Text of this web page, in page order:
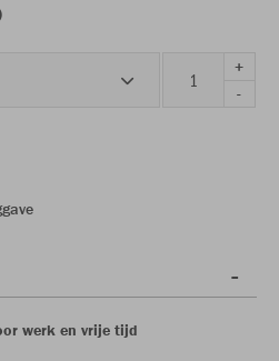
+
-
werk en vrije tijd